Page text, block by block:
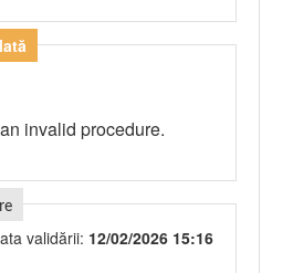
invalid procedure.
validării: 12/02/2026 15:16